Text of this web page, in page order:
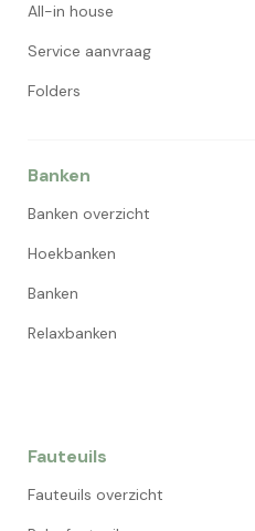
All-in house
Service aanvraag
Folders
Banken
Banken overzicht
Hoekbanken
Banken
Relaxbanken
Fauteuils
Fauteuils overzicht